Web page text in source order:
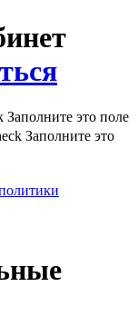
Заполните это поле
Заполните это